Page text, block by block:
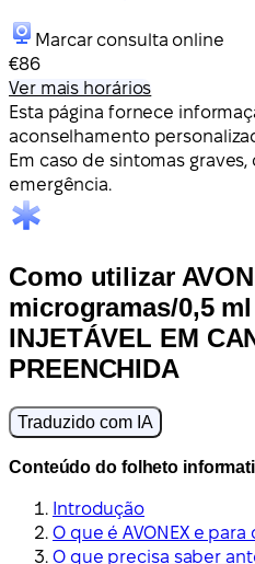
Marcar consulta online
€86
Ver mais horários
Esta página fornece
aconselhamento
Em caso de sintomas
emergência.
Como utilizar
microgramas/0,5
INJETÁVEL EM
PREENCHIDA
Traduzido com IA
Conteúdo do folheto
Introdução
O que é AVONEX e
O que precisa saber